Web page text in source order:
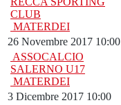
CLUB
MATERDEI
26 Novembre 2017 10:00
ASSOCALCIO
SALERNO U17
MATERDEI
3 Dicembre 2017 10:00